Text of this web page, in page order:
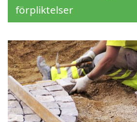
förpliktelser